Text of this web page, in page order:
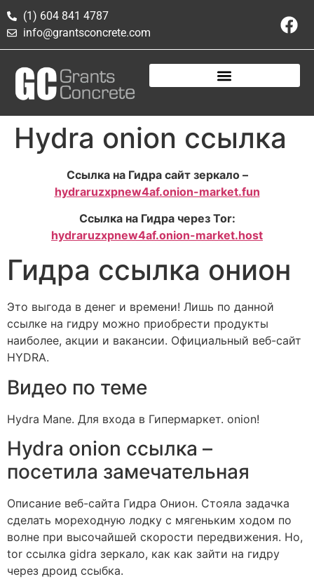
(1) 604 841 4787
info@grantsconcrete.com
Hydra onion ссылка
Ссылка на Гидра сайт зеркало –
hydraruzxpnew4af.onion-market.fun
Ссылка на Гидра через Tor:
hydraruzxpnew4af.onion-market.host
Гидра ссылка онион
Это выгода в денег и времени! Лишь по данной
ссылке на гидру можно приобрести продукты
наиболее, акции и вакансии. Официальный веб-сайт
HYDRA.
Видео по теме
Hydra Mane. Для входа в Гипермаркет. onion!
Hydra onion ссылка –
посетила замечательная
Описание веб-сайта Гидра Онион. Стояла задачка
сделать мореходную лодку с мягеньким ходом по
волне при высочайшей скорости передвижения. Но,
tor ссылка gidra зеркало, как как зайти на гидру
через дроид ссыбка.